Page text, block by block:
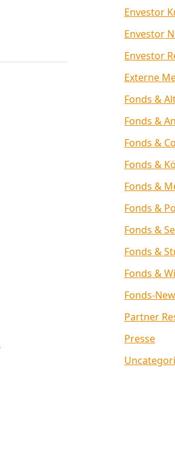
Envestor
Envestor
Envestor
Externe
Fonds &
Fonds &
Fonds &
Fonds &
Fonds &
Fonds &
Fonds &
Fonds &
Fonds &
Fonds-
Partner
Presse